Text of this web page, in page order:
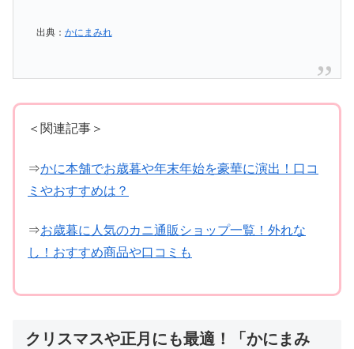
出典： かにまみれ
＜関連記事＞
⇒かに本舗でお歳暮や年末年始を豪華に演出！口コ
ミやおすすめは？
⇒お歳暮に人気のカニ通販ショップ一覧！外れな
し！おすすめ商品や口コミも
クリスマスや正月にも最適！「かにまみ